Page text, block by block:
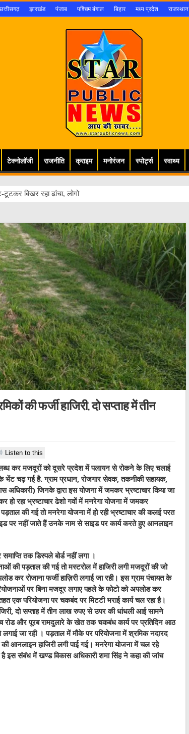
छत्तीसगढ़ झारखंड पंजाब पश्चिम बंगाल बिहार मध्य प्रदेश राजस्थान
टेक्नोलॉजी राजनीति क्राइम मनोरंजन स्पोर्ट्स स्वाथ्य
बिखर रहा ढांचा, लोगों की जान खतरे में
की फर्जी हाजिरी, दो सप्ताह में तीन
Listen to this
कर मजदूरों को दूसरे प्रदेश में पलायन से रोकने के लिए चलाई
के भेंट चढ़ गई है. ग्राम प्रधान, रोजगार सेवक, तकनीकी सहायक,
जिनके द्वारा इस योजना में जमकर भ्रष्टाचार किया जा
रहा भ्रष्टाचार ढेशो गवों में मनरेगा योजना में जमकर
की गई तो मनरेगा योजना में हो रही भ्रष्टाचार की कलई परत
पर नहीं जाते हैं उनके नाम से साइड पर कार्य करते हुए आनलाइन
तक डिस्पले बोर्ड नहीं लगा ।
की पड़ताल की गई तो मस्टरोल में हाजिरी लगी मजदूरों की जो
कर रोजाना फर्जी हाज़िरी लगाई जा रही। इस ग्राम पंचायत के
पर बिना मजदूर लगाए पहले के फोटो को अपलोड कर
एक परियोजना पर चकबंद पर मिटटी भराई कार्य चल रहा है।
दो सप्ताह में तीन लाख रुपए से उपर की धांधली आई सामने
रोड और पूरब रामदुलारे के खेत तक चकबंध कार्य पर प्रतिदिन आठ
जा रही । पड़ताल में मौके पर परियोजना में श्रमिक नदारद
की आनलाइन हाजिरी लगी पाई गई। मनरेगा योजना में चल रहे
है इस संबंध में खण्ड विकास अधिकारी शमा सिंह ने कहा की जांच